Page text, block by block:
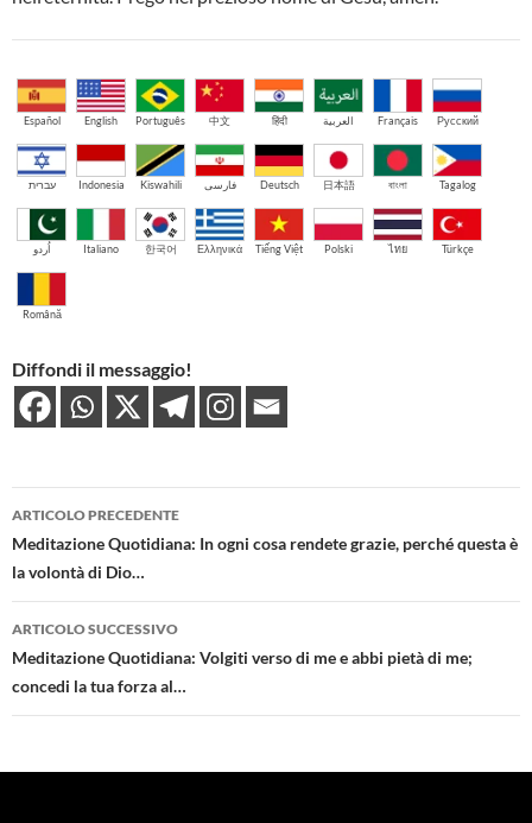
Español English Português 中文 हिंदी العربية Français Русский
עברית Indonesia Kiswahili فارسی Deutsch 日本語 বাংলা Tagalog
اُردو Italiano 한국어 Ελληνικά Tiếng Việt Polski ไทย Türkçe
Română
Diffondi il messaggio!
Navigazione
articolo
ARTICOLO PRECEDENTE
Meditazione Quotidiana: In ogni cosa rendete grazie, perché questa è
la volontà di Dio…
ARTICOLO SUCCESSIVO
Meditazione Quotidiana: Volgiti verso di me e abbi pietà di me;
concedi la tua forza al…